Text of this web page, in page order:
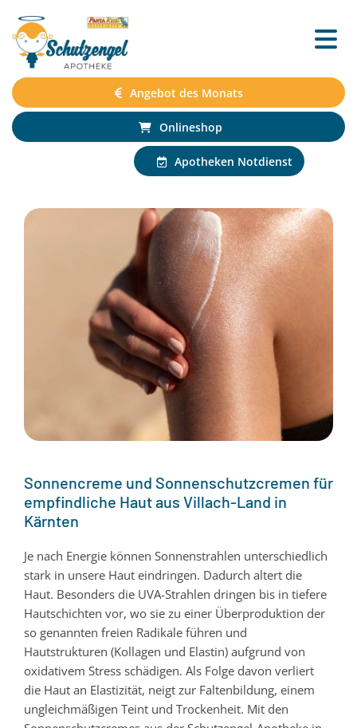
Angebot des Monats
Onlineshop
Apotheken Notdienst
Sonnencreme und Sonnenschutzcremen für
empfindliche Haut aus Villach-Land in
Kärnten
Je nach Energie können Sonnenstrahlen unterschiedlich
stark in unsere Haut eindringen. Dadurch altert die
Haut. Besonders die UVA-Strahlen dringen bis in tiefere
Hautschichten vor, wo sie zu einer Überproduktion der
so genannten freien Radikale führen und
Hautstrukturen (Kollagen und Elastin) aufgrund von
oxidativem Stress schädigen. Als Folge davon verliert
die Haut an Elastizität, neigt zur Faltenbildung, einem
ungleichmäßigen Teint und Trockenheit. Mit den